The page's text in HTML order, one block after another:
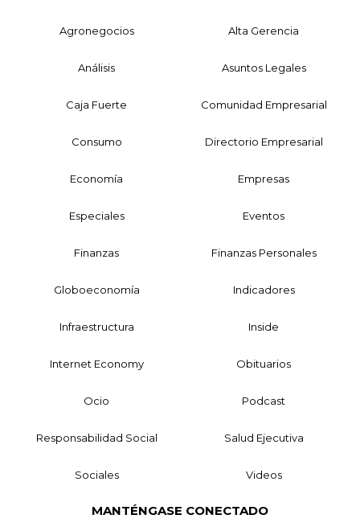
Agronegocios Alta Gerencia
Análisis Asuntos Legales
Caja Fuerte Comunidad Empresarial
Consumo Directorio Empresarial
Economía Empresas
Especiales Eventos
Finanzas Finanzas Personales
Globoeconomía Indicadores
Infraestructura Inside
Internet Economy Obituarios
Ocio Podcast
Responsabilidad Social Salud Ejecutiva
Sociales Videos
MANTÉNGASE CONECTADO